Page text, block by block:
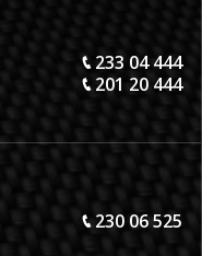
233 04 444
201 20 444
230 06 525